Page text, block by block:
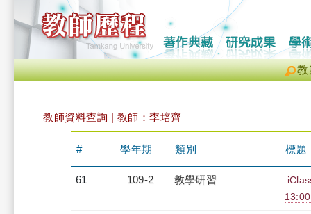
教
教師資料查詢 | 教師：李培齊
# 學年期 類別 標題
61 109-2 教學研習